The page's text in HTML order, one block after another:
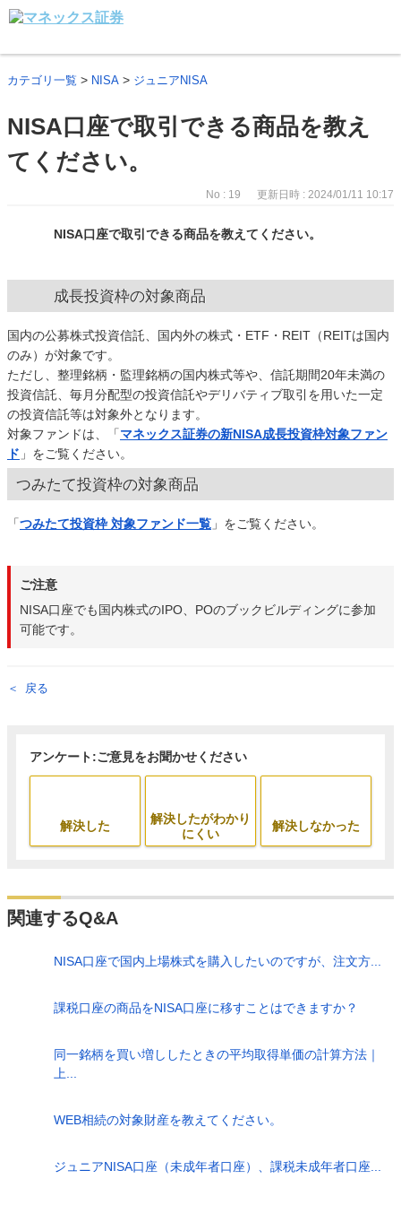
カテゴリ一覧 > NISA > ジュニアNISA
NISA口座で取引できる商品を教え
てください。
No : 19 更新日時 : 2024/01/11 10:17
NISA口座で取引できる商品を教えてください。
成長投資枠の対象商品
国内の公募株式投資信託、国内外の株式・ETF・REIT（REITは国内
のみ）が対象です。
ただし、整理銘柄・監理銘柄の国内株式等や、信託期間20年未満の
投資信託、毎月分配型の投資信託やデリバティブ取引を用いた一定
の投資信託等は対象外となります。
対象ファンドは、「マネックス証券の新NISA成長投資枠対象ファン
ド 」をご覧ください。
つみたて投資枠の対象商品
「つみたて投資枠 対象ファンド一覧 」をご覧ください。
ご注意
NISA口座でも国内株式のIPO、POのブックビルディングに参加
可能です。
戻る
アンケート:ご意見をお聞かせください
解決した
解決したがわかり
にくい
解決しなかった
関連するQ&A
NISA口座で国内上場株式を購入したいのですが、注文方...
課税口座の商品をNISA口座に移すことはできますか？
同一銘柄を買い増ししたときの平均取得単価の計算方法｜
上...
WEB相続の対象財産を教えてください。
ジュニアNISA口座（未成年者口座）、課税未成年者口座...